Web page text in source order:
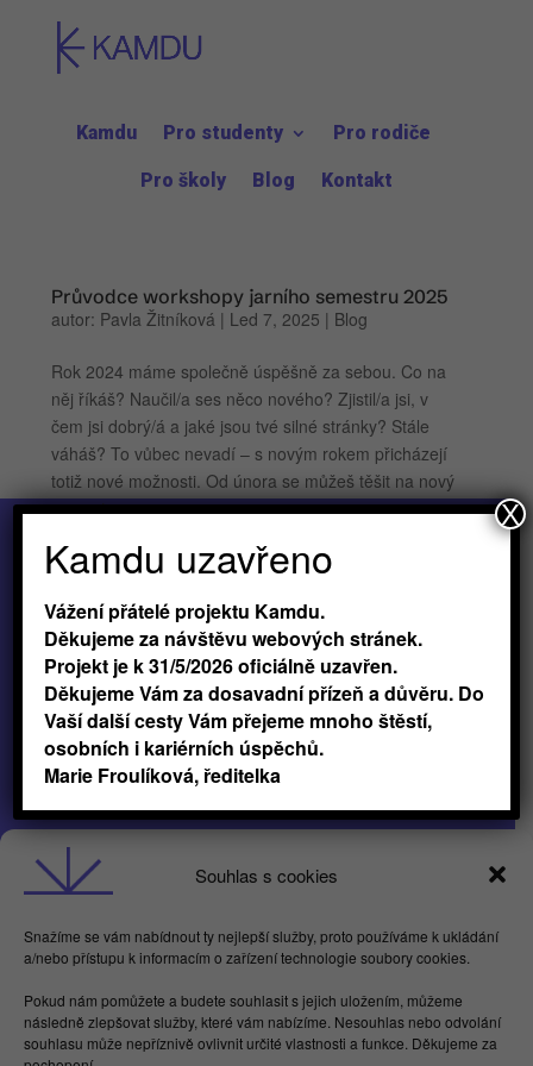
Souhlas s cookies
Snažíme se vám nabídnout ty nejlepší služby, proto používáme k ukládání
a/nebo přístupu k informacím o zařízení technologie soubory cookies.
Pokud nám pomůžete a budete souhlasit s jejich uložením, můžeme
následně zlepšovat služby, které vám nabízíme. Nesouhlas nebo odvolání
souhlasu může nepříznivě ovlivnit určité vlastnosti a funkce. Děkujeme za
Kamdu Pro studenty Pro rodiče
Pro školy Blog Kontakt
Průvodce workshopy jarního semestru 2025
autor: Pavla Žitníková | Led 7, 2025 | Blog
Rok 2024 máme společně úspěšně za sebou. Co na
něj říkáš? Naučil/a ses něco nového? Zjistil/a jsi, v
čem jsi dobrý/á a jaké jsou tvé silné stránky? Stále
váháš? To vůbec nevadí – s novým rokem přicházejí
totiž nové možnosti. Od února se můžeš těšit na nový
semestr v...
Obchodní podmínky
GDPR
Butterflies For Future, z.ú. Londýnská 254/7,
Vinohrady
Praha 2 120 00
IČ 17615755
Kamdu uzavřeno
Vážení přátelé projektu Kamdu.
Děkujeme za návštěvu webových stránek.
Projekt je k 31/5/2026 oficiálně uzavřen.
Děkujeme Vám za dosavadní přízeň a důvěru. Do
Vaší další cesty Vám přejeme mnoho štěstí,
osobních i kariérních úspěchů.
Marie Froulíková, ředitelka
X